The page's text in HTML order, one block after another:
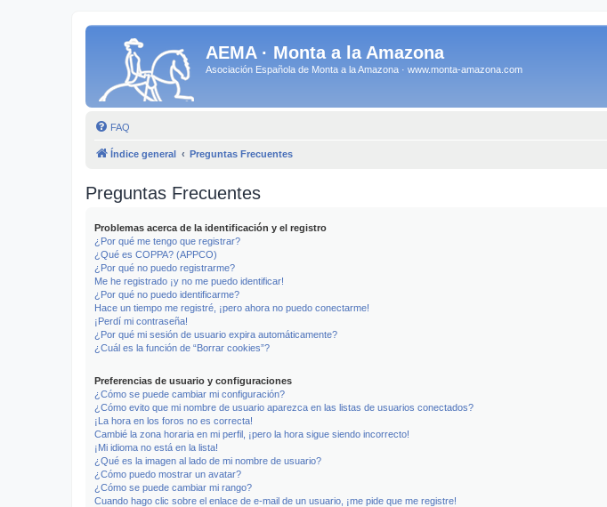
AEMA · Monta a la Amazona
Asociación Española de Monta a la Amazona · www.monta-amazona.com
FAQ
Índice general Preguntas Frecuentes
Preguntas Frecuentes
Problemas acerca de la identificación y el registro
¿Por qué me tengo que registrar?
¿Qué es COPPA? (APPCO)
¿Por qué no puedo registrarme?
Me he registrado ¡y no me puedo identificar!
¿Por qué no puedo identificarme?
Hace un tiempo me registré, ¡pero ahora no puedo conectarme!
¡Perdí mi contraseña!
¿Por qué mi sesión de usuario expira automáticamente?
¿Cuál es la función de “Borrar cookies”?
Preferencias de usuario y configuraciones
¿Cómo se puede cambiar mi configuración?
¿Cómo evito que mi nombre de usuario aparezca en las listas de usuarios conectados?
¡La hora en los foros no es correcta!
Cambié la zona horaria en mi perfil, ¡pero la hora sigue siendo incorrecto!
¡Mi idioma no está en la lista!
¿Qué es la imagen al lado de mi nombre de usuario?
¿Cómo puedo mostrar un avatar?
¿Cómo se puede cambiar mi rango?
Cuando hago clic sobre el enlace de e-mail de un usuario, ¡me pide que me registre!